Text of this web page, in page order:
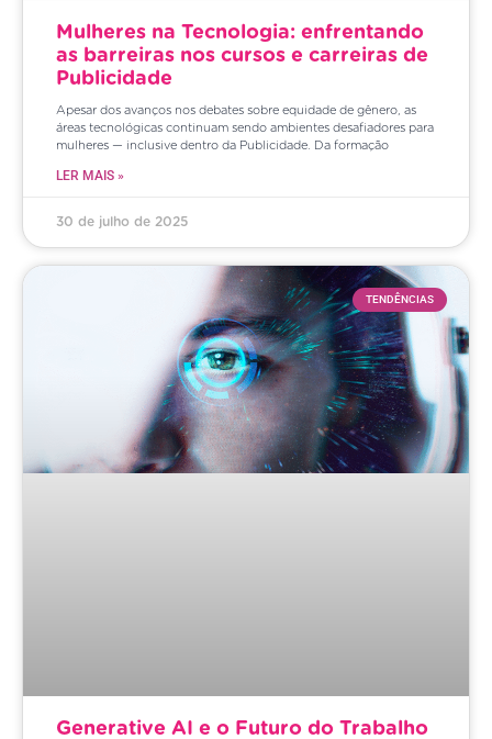
Mulheres na Tecnologia: enfrentando
as barreiras nos cursos e carreiras de
Publicidade
Apesar dos avanços nos debates sobre equidade de gênero, as
áreas tecnológicas continuam sendo ambientes desafiadores para
mulheres — inclusive dentro da Publicidade. Da formação
LER MAIS »
30 de julho de 2025
TENDÊNCIAS
Generative AI e o Futuro do Trabalho